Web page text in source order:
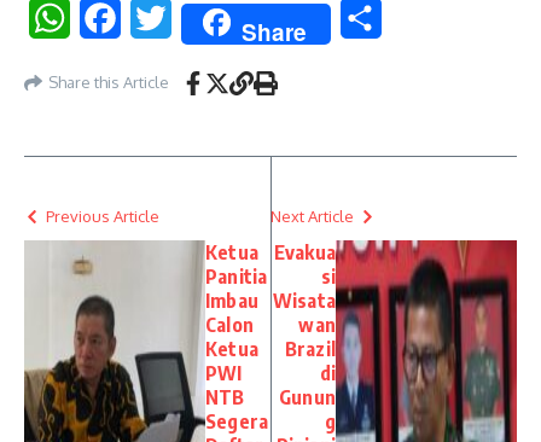
WhatsAppFacebookTwitter Share
Share this Article
Previous Article
Ketua
Panitia
Imbau
Calon
Ketua
PWI
NTB
Segera
Next Article
Evakua
si
Wisata
wan
Brazil
di
Gunun
g